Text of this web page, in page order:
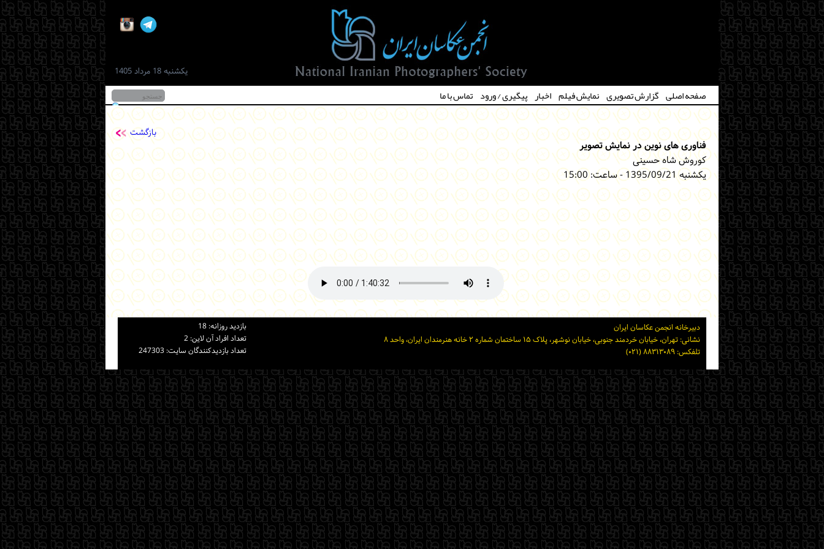
یكشنبه 18 مرداد 1405
صفحه اصلی گزارش تصویری نمایش فیلم اخبار پیگیری / ورود تماس با ما
بازگشت
فناوری های نوین در نمایش تصویر
کوروش شاه حسینی
یکشنبه 1395/09/21 - ساعت: 15:00
بازديد روزانه: 18
تعداد افراد آن لاين: 2
تعداد بازديدكنندگان سايت: 247303
دبیرخانه انجمن عکاسان ایران
نشانی: تهران، خیابان خردمند جنوبی، خیابان نوشهر، پلاک ۱۵ ساختمان شماره ۲ خانه هنرمندان ایران، واحد ۸
تلفکس: ۸۸۳۱۳۰۸۹ (۰۲۱)